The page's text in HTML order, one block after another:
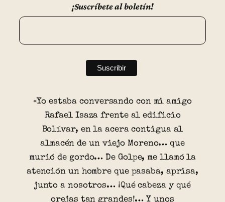
¡Suscríbete al boletín!
«Yo estaba conversando con mi amigo
Rafael Isaza frente al edificio
Bolívar, en la acera contigua al
almacén de un viejo Moreno… que
murió de gordo… De Golpe, me llamó la
atención un hombre que pasaba, aprisa,
junto a nosotros… ¡Qué cabeza y qué
orejas tan grandes!… Y unos